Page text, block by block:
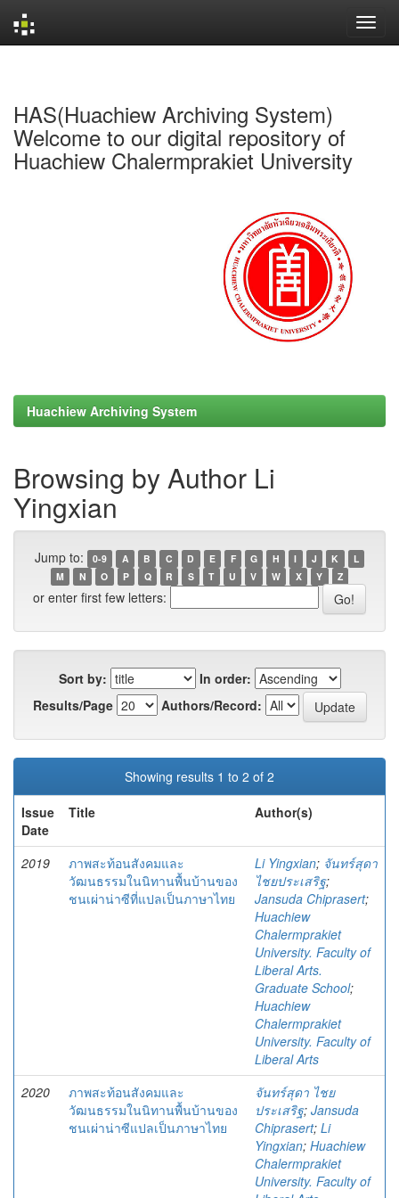
HAS(Huachiew Archiving System)
Welcome to our digital repository of
Huachiew Chalermprakiet University
Huachiew Archiving System
Browsing by Author Li
Yingxian
Jump to: 0-9 A B C D E F G H I J K
L
M
N O P Q R S T U V W X Y Z
or enter first few letters:
Sort by:
In order:
Results/Page
Authors/Record:
Showing results 1 to 2 of 2
Issue
Date
Title Author(s)
2019
ภาพสะท้อนสังคมและ
วัฒนธรรมในนิทานพื้นบ้านของ
ชนเผ่าน่าซีที่แปลเป็นภาษาไทย
Li Yingxian; จันทร์สุดา
ไชยประเสริฐ;
Jansuda Chiprasert;
Huachiew
Chalermprakiet
University. Faculty of
Liberal Arts.
Graduate School;
Huachiew
Chalermprakiet
University. Faculty of
Liberal Arts
2020
ภาพสะท้อนสังคมและ
วัฒนธรรมในนิทานพื้นบ้านของ
ชนเผ่าน่าซีแปลเป็นภาษาไทย
จันทร์สุดา ไชย
ประเสริฐ; Jansuda
Chiprasert; Li
Yingxian; Huachiew
Chalermprakiet
University. Faculty of